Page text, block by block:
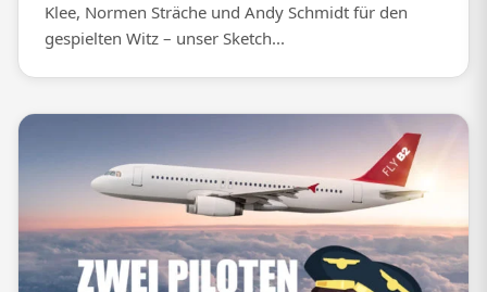
Klee, Normen Sträche und Andy Schmidt für den
gespielten Witz – unser Sketch...